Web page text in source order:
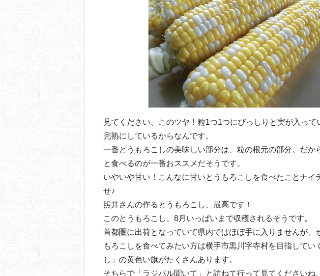
見てください、このツヤ！粒1つ1つにびっしりと実が入って
完熟にしているからなんです。
一番とうもろこしの美味しい部分は、粒の根元の部分。だか
と食べるのが一番おススメだそうです。
いやいや甘い！こんなに甘いとうもろこしを食べたことナイ
せ♪
照井さんの作るとうもろこし、最高です！
このとうもろこし、8月いっぱいまで収穫されるそうです。
首都圏に出荷となっていて県内ではほぼ手に入りませんが、
もろこしを食べてみたい方は横手市黒川字寺村を目指してい
し」の黄色い旗がたくさんあります。
そちらで「ラジパル聞いて」と訪ねて行って見てくださいね